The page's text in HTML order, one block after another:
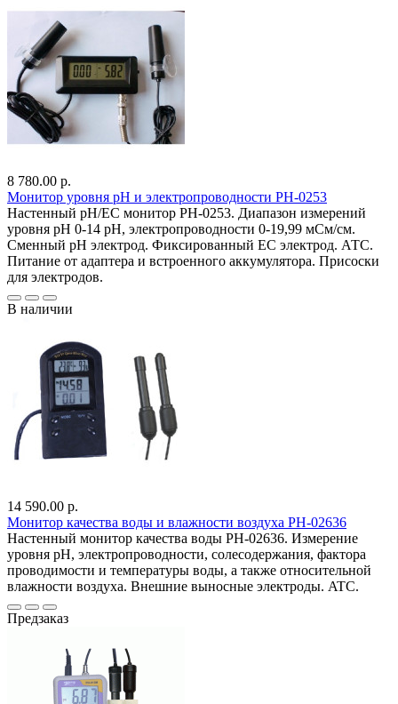
8 780.00 р.
Монитор уровня рН и электропроводности PH-0253
Настенный pH/EC монитор PH-0253. Диапазон измерений
уровня pH 0-14 pH, электропроводности 0-19,99 мСм/см.
Сменный pH электрод. Фиксированный EC электрод. АТС.
Питание от адаптера и встроенного аккумулятора. Присоски
для электродов.
В наличии
14 590.00 р.
Монитор качества воды и влажности воздуха PH-02636
Настенный монитор качества воды PH-02636. Измерение
уровня pH, электропроводности, солесодержания, фактора
проводимости и температуры воды, а также относительной
влажности воздуха. Внешние выносные электроды. ATC.
Предзаказ